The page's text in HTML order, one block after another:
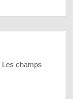
Les champs